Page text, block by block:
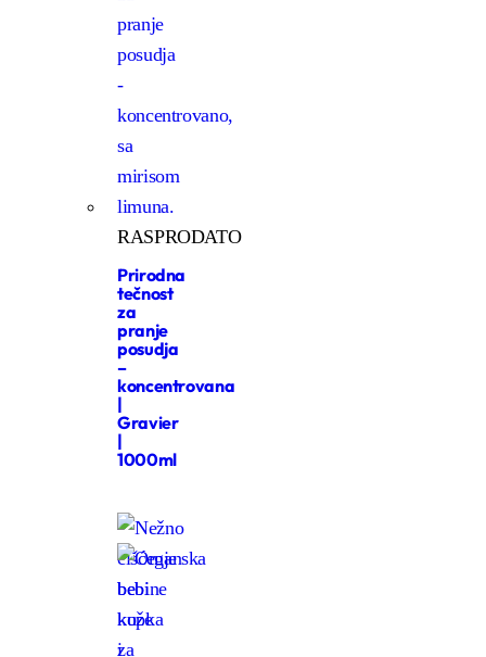
RASPRODATO
Prirodna
tečnost
za
pranje
posudja
–
koncentrovana
|
Gravier
|
1000ml